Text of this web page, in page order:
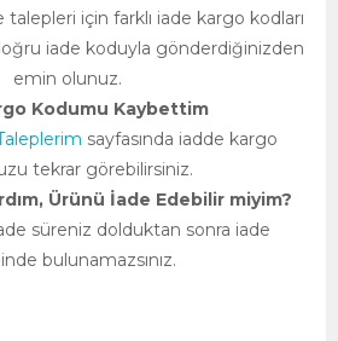
için farklı iade kargo kodları
iade koduyla gönderdiğinizden
emin olunuz.
Kodumu Kaybettim
sayfasında iadde kargo
tekrar görebilirsiniz.
Ürünü İade Edebilir miyim?
süreniz dolduktan sonra iade
bulunamazsınız.